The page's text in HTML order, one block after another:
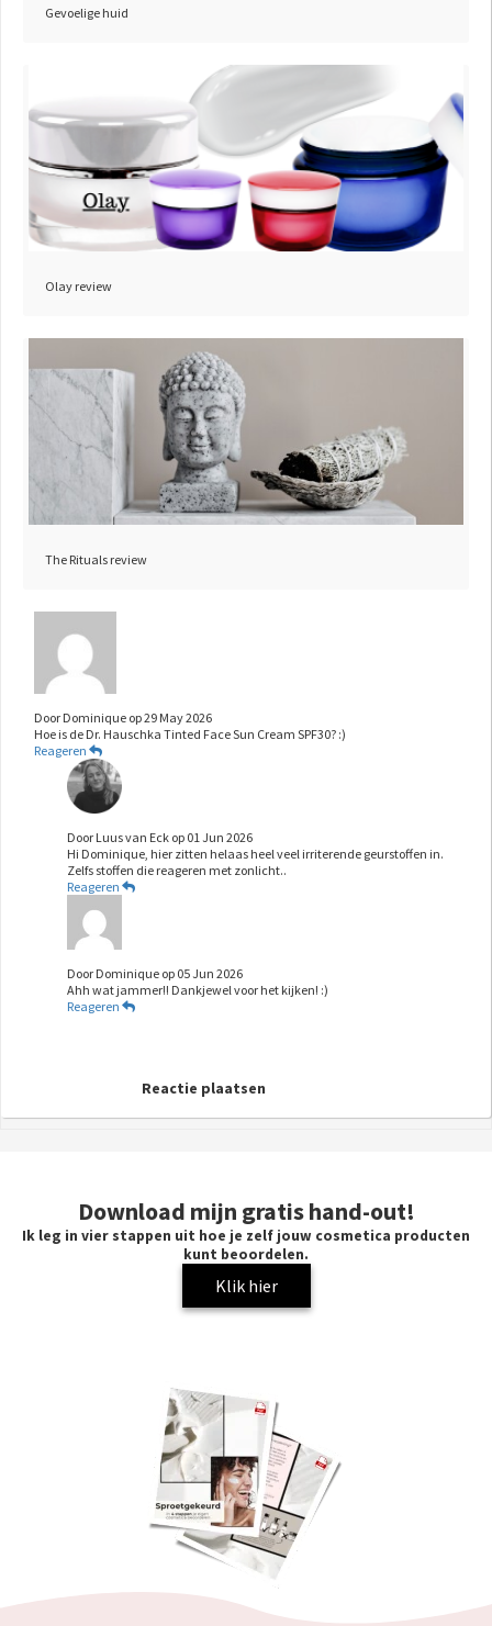
Gevoelige huid
Olay review
The Rituals review
Door Dominique op29 May 2026
Hoe is de Dr. Hauschka Tinted Face Sun Cream SPF30? :)
Reageren
Door Luus van Eck op 01 Jun 2026
Hi Dominique, hier zitten helaas heel veel irriterende geurstoffen in.
Zelfs stoffen die reageren met zonlicht..
Reageren
Door Dominique op 05 Jun 2026
Ahh wat jammer!! Dankjewel voor het kijken! :)
Reageren
Reactie plaatsen
Download mijn gratis hand-out!
Ik leg in vier stappen uit hoe je zelf jouw cosmetica producten
kunt beoordelen.
Klik hier